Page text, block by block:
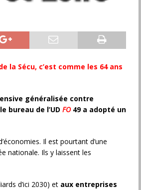
la Sécu, c’est comme les 64 ans
généralisée contre
bureau de l’UD FO49 a adopté un
Il est pourtant d’une
nationale. Ils y laissent les
d’ici 2030) et aux entreprises